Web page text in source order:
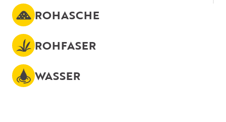
ROHASCHE
ROHFASER
WASSER